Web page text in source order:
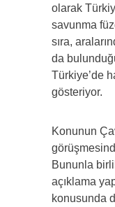
olarak
savunma
sıra,
da
Türkiye’de
gösteriyor.
Konunun
Bununla
açıklama
konusunda